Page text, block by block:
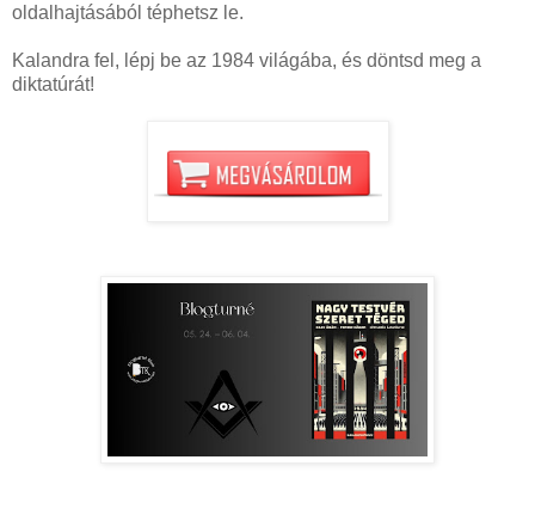
oldalhajtásából téphetsz le.
Kalandra fel, lépj be az 1984 világába, és döntsd meg a
diktatúrát!